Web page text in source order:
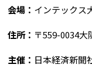
会場： インテック
住所： 〒559-0034
主催： 日本経済新聞